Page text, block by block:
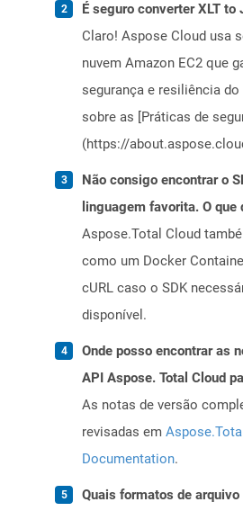
É seguro converter XLT to
Claro! Aspose Cloud usa
nuvem Amazon EC2 que
segurança e resiliência
sobre as [Práticas de
(https://
Não consigo encontrar o
linguagem favorita. O que
Aspose.Total Cloud
como um Docker
cURL caso o SDK
disponível.
Onde posso encontrar as
API Aspose. Total Cloud
As notas de versão
revisadas em
Documentation.
Quais formatos de